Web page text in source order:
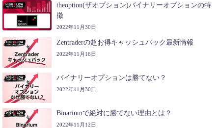
theoption(ザオプション)バイナリーオプションの特
徴
2022年11月30日
Zentraderの超お得キャッシュバック最新情報
2022年11月16日
バイナリーオプションは勝てない？
2022年11月30日
Binariumで絶対に勝てない理由とは？
2022年11月12日